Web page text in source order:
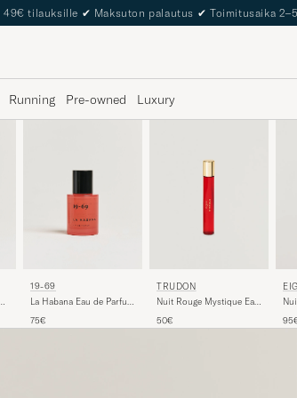
The Care of Carl Passport
Running Pre-owned Luxury
19-69
La Habana Eau de Parfum
75€
TRUDON
Nuit Rouge Mystique Eau
50€